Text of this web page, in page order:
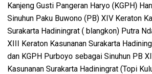
Kanjeng Gusti Pangeran Haryo (KGPH)
Sinuhun Paku Buwono (PB) XIV Keraton
Surakarta Hadiningrat ( blangkon) Putra
XIII Keraton Kasunanan Surakarta
dan KGPH Purboyo sebagai Sinuhun PB
Kasunanan Surakarta Hadiningrat (Topi